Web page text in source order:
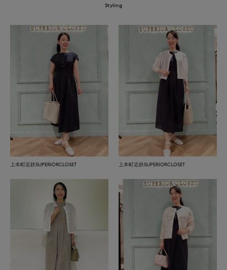
Styling
上本町近鉄SUPERIORCLOSET 上本町近鉄SUPERIORCLOSET